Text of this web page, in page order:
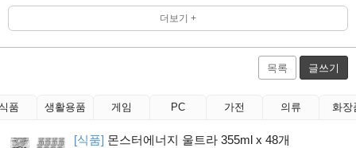
더보기 +
목록 글쓰기
품 생활용품 게임 PC 가전 의류 화장
[식품] 몬스터에너지 울트라 355ml x 48개